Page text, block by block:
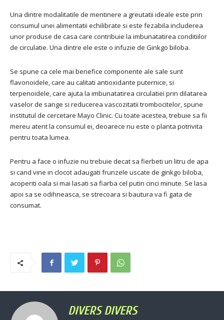
Una dintre modalitatile de mentinere a greutatii ideale este prin
consumul unei alimentatii echilibrate si este fezabila includerea
unor produse de casa care contribuie la imbunatatirea conditiilor
de circulatie. Una dintre ele este o infuzie de Ginkgo biloba.
Se spune ca cele mai benefice componente ale sale sunt
flavonoidele, care au calitati antioxidante puternice, si
terpenoidele, care ajuta la imbunatatirea circulatiei prin dilatarea
vaselor de sange si reducerea vascozitatii trombocitelor, spune
institutul de cercetare Mayo Clinic. Cu toate acestea, trebuie sa fii
mereu atent la consumul ei, deoarece nu este o planta potrivita
pentru toata lumea.
Pentru a face o infuzie nu trebuie decat sa fierbeti un litru de apa
si cand vine in clocot adaugati frunzele uscate de ginkgo biloba,
acoperiti oala si mai lasati sa fiarba cel putin cinci minute. Se lasa
apoi sa se odihneasca, se strecoara si bautura va fi gata de
consumat.
DIVERS DIVERS